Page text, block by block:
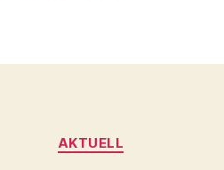
Kategorien
AKTUELL